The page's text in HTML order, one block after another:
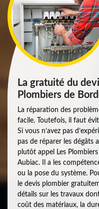
La gratuité du
Plombiers de
La réparation des
facile. Toutefois, il faut
Si vous n’avez pas
pas de réparer les dégâts
plutôt appel Les
Aubiac. Il a les
ou la pose du système.
le devis plombier
détails sur les travaux
coût des matériaux, la